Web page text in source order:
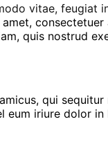
vitae, feugiat
quis nostrud
qui sequitur
eum iriure dolor